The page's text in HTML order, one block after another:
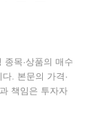
목·상품의 매수
. 본문의 가격·
책임은 투자자